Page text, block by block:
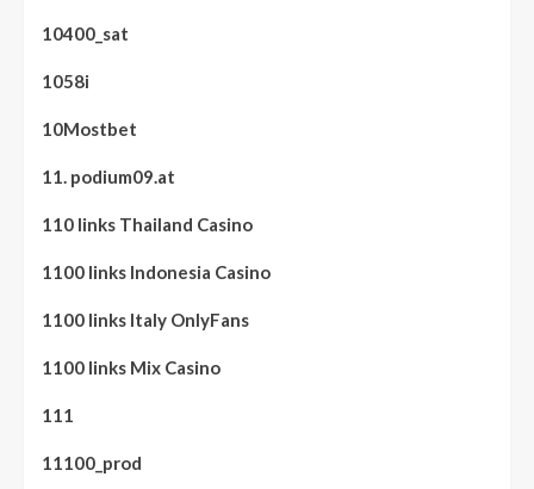
10400_sat
1058i
10Mostbet
11. podium09.at
110 links Thailand Casino
1100 links Indonesia Casino
1100 links Italy OnlyFans
1100 links Mix Casino
111
11100_prod